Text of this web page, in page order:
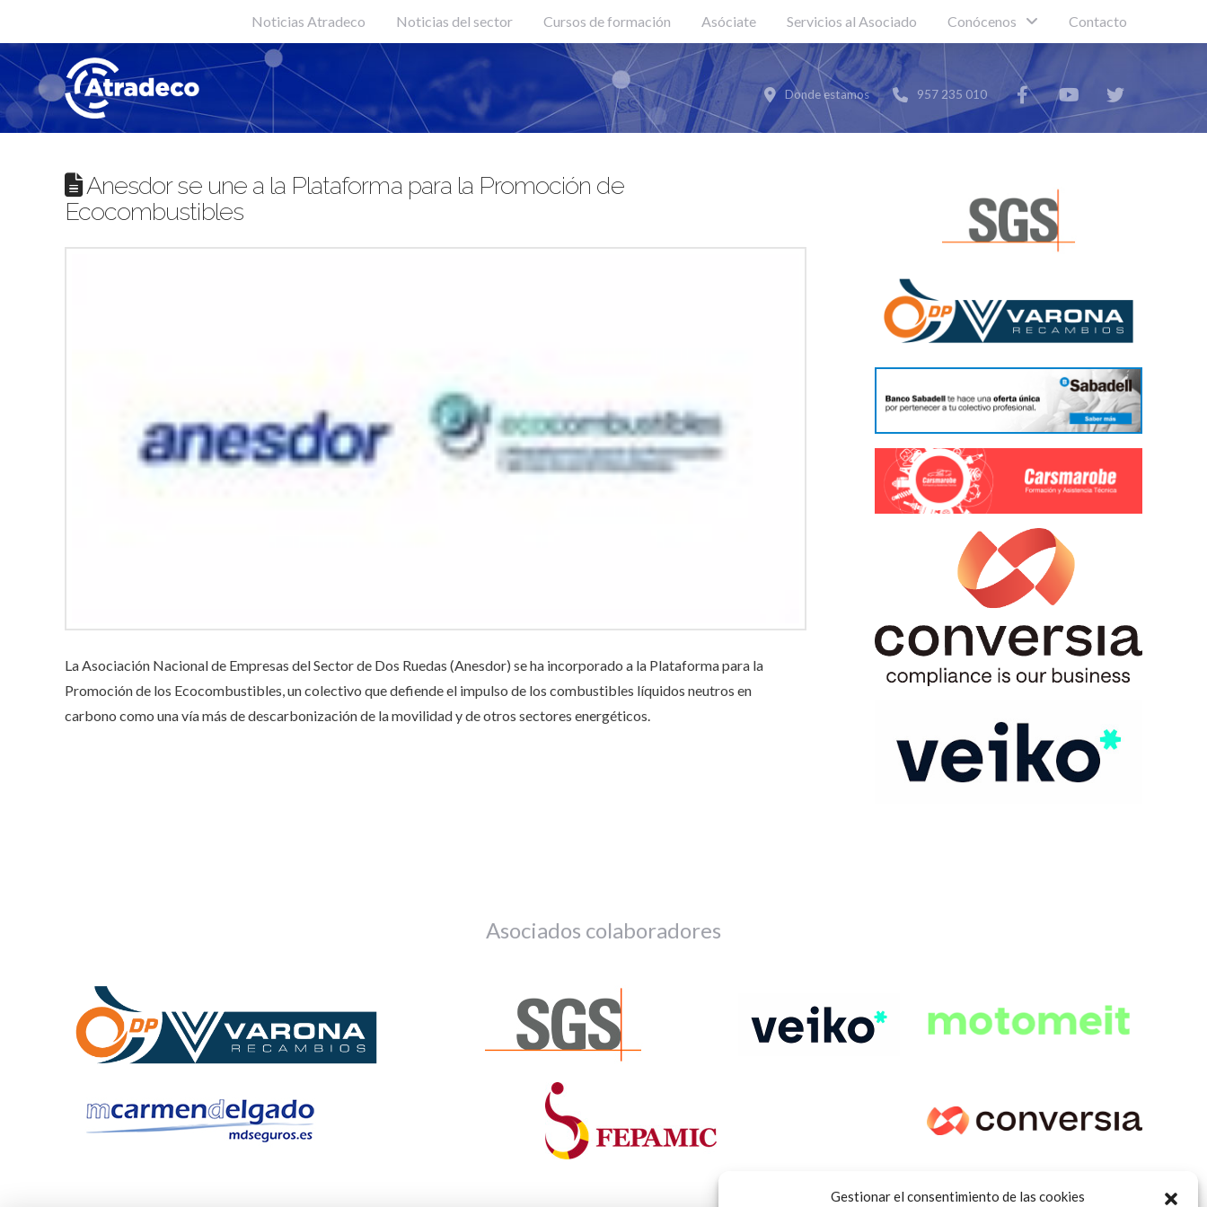
Gestionar el consentimiento de las cookies
Noticias Atradeco Noticias del sector Cursos de formación Asóciate Servicios al Asociado Conócenos Contacto
Donde estamos 957 235 010
Anesdor se une a la Plataforma para la Promoción de
Ecocombustibles
La Asociación Nacional de Empresas del Sector de Dos Ruedas (Anesdor) se ha incorporado a la Plataforma para la
Promoción de los Ecocombustibles, un colectivo que defiende el impulso de los combustibles líquidos neutros en
carbono como una vía más de descarbonización de la movilidad y de otros sectores energéticos.
Asociados colaboradores